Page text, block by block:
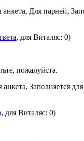
Для парней,
, для Виталяс: 0)
пожалуйста.
Заполняется
, для Виталяс: 0)